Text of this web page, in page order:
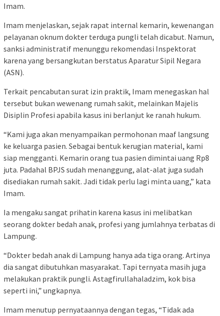
Imam.
Imam menjelaskan, sejak rapat internal kemarin, kewenangan
pelayanan oknum dokter terduga pungli telah dicabut. Namun,
sanksi administratif menunggu rekomendasi Inspektorat
karena yang bersangkutan berstatus Aparatur Sipil Negara
(ASN).
Terkait pencabutan surat izin praktik, Imam menegaskan hal
tersebut bukan wewenang rumah sakit, melainkan Majelis
Disiplin Profesi apabila kasus ini berlanjut ke ranah hukum.
“Kami juga akan menyampaikan permohonan maaf langsung
ke keluarga pasien. Sebagai bentuk kerugian material, kami
siap mengganti. Kemarin orang tua pasien dimintai uang Rp8
juta. Padahal BPJS sudah menanggung, alat-alat juga sudah
disediakan rumah sakit. Jadi tidak perlu lagi minta uang,” kata
Imam.
Ia mengaku sangat prihatin karena kasus ini melibatkan
seorang dokter bedah anak, profesi yang jumlahnya terbatas di
Lampung.
“Dokter bedah anak di Lampung hanya ada tiga orang. Artinya
dia sangat dibutuhkan masyarakat. Tapi ternyata masih juga
melakukan praktik pungli. Astagfirullahaladzim, kok bisa
seperti ini,” ungkapnya.
Imam menutup pernyataannya dengan tegas, “Tidak ada